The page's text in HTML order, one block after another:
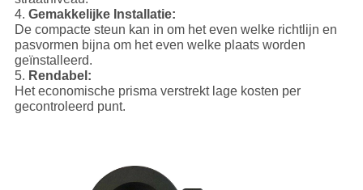
4. Gemakkelijke Installatie:
De compacte steun kan in om het even welke richtlijn en
pasvormen bijna om het even welke plaats worden
geïnstalleerd.
5. Rendabel:
Het economische prisma verstrekt lage kosten per
gecontroleerd punt.